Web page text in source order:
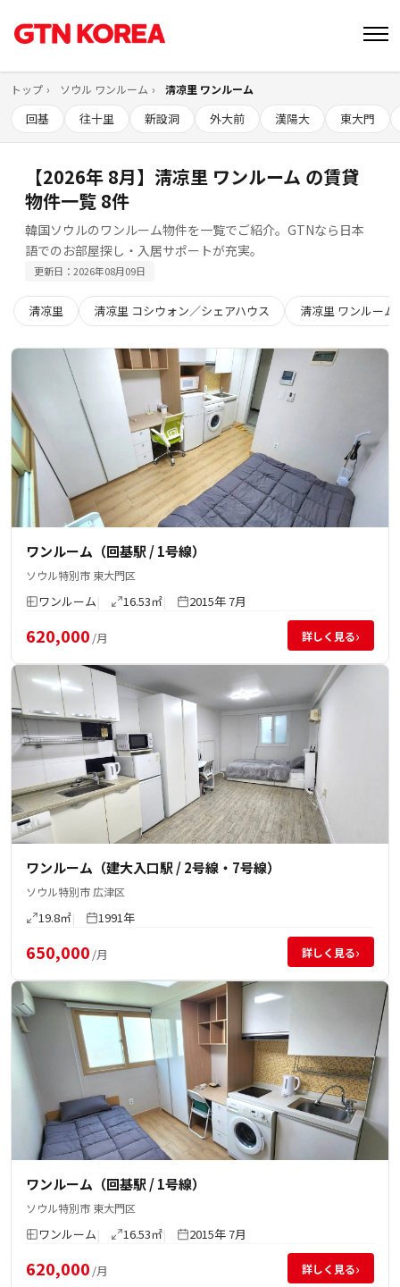
トップ ソウル ワンルーム 淸凉里 ワンルーム
回基 往十里 新設洞 外大前 漢陽大 東大門
【2026年 8月】淸凉里 ワンルーム の賃貸
物件一覧 8件
韓国ソウルのワンルーム物件を一覧でご紹介。GTNなら日本
語でのお部屋探し・入居サポートが充実。
更新日：2026年08月09日
淸凉里 淸凉里 コシウォン／シェアハウス 淸凉里 ワンルーム
ワンルーム（回基駅 / 1号線）
ソウル特別市 東大門区
ワンルーム 16.53㎡ 2015年 7月
620,000 /月 詳しく見る›
ワンルーム（建大入口駅 / 2号線・7号線）
ソウル特別市 広津区
19.8㎡ 1991年
650,000 /月 詳しく見る›
ワンルーム（回基駅 / 1号線）
ソウル特別市 東大門区
ワンルーム 16.53㎡ 2015年 7月
620,000 /月 詳しく見る›